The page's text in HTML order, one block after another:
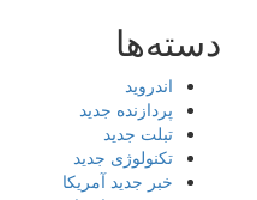
دسته‌ها
اندروید
پردازنده جدید
تبلت جدید
تکنولوژی جدید
خبر جدید آمریکا